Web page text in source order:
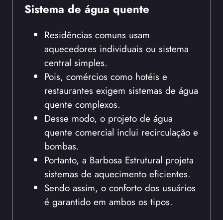
Sistema de água quente
Residências comuns usam
aquecedores individuais ou sistema
central simples.
Pois, comércios como hotéis e
restaurantes exigem sistemas de água
quente complexos.
Desse modo, o projeto de água
quente comercial inclui recirculação e
bombas.
Portanto, a Barbosa Estrutural projeta
sistemas de aquecimento eficientes.
Sendo assim, o conforto dos usuários
é garantido em ambos os tipos.